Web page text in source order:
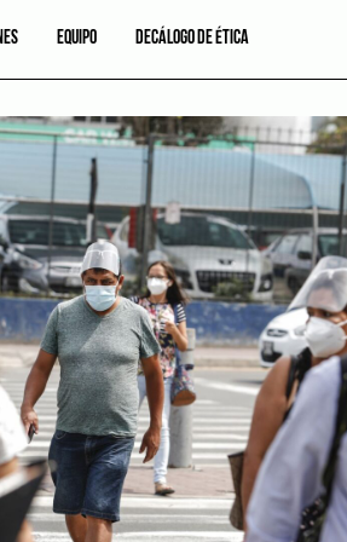
EQUIPO DECÁLOGO DE ÉTICA